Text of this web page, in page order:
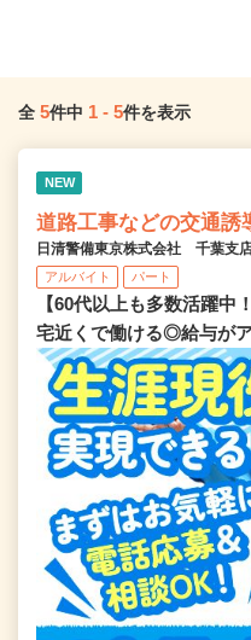
全 5件中 1 - 5件を表示
NEW
道路工事などの交通誘
日清警備東京株式会社 千葉支
アルバイト パート
【60代以上も多数活躍中
宅近くで働ける◎給与が